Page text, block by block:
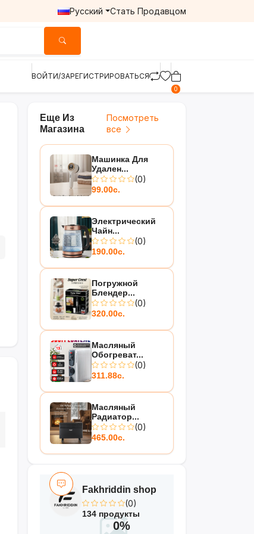
Русский Стать Продавцом
ВОЙТИ/ЗАРЕГИСТРИРОВАТЬСЯ
0
Еще Из
Магазина
Посмотреть
все
Машинка Для
Удален...
(0)
99.00с.
Электрический
Чайн...
(0)
190.00с.
Погружной
Блендер...
(0)
320.00с.
Масляный
Обогреват...
(0)
311.88с.
Масляный
Радиатор...
(0)
465.00с.
Fakhriddin shop
(0)
134 продукты
0%